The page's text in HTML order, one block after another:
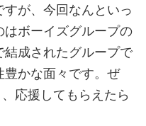
が、今回なんといっ
ボーイズグループの
成されたグループで
かな面々です。ぜ
応援してもらえたら